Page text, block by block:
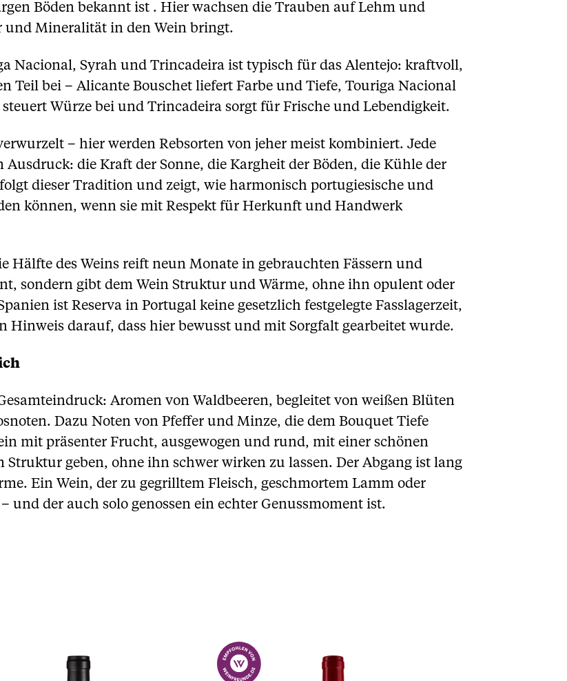
Böden bekannt ist . Hier wachsen die Trauben auf Lehm und
und Mineralität in den Wein bringt.
Nacional, Syrah und Trincadeira ist typisch für das Alentejo: kraftvoll,
Teil bei – Alicante Bouschet liefert Farbe und Tiefe, Touriga Nacional
Würze bei und Trincadeira sorgt für Frische und Lebendigkeit.
– hier werden Rebsorten von jeher meist kombiniert. Jede
Ausdruck: die Kraft der Sonne, die Kargheit der Böden, die Kühle der
dieser Tradition und zeigt, wie harmonisch portugiesische und
können, wenn sie mit Respekt für Herkunft und Handwerk
Hälfte des Weins reift neun Monate in gebrauchten Fässern und
sondern gibt dem Wein Struktur und Wärme, ohne ihn opulent oder
ist Reserva in Portugal keine gesetzlich festgelegte Fasslagerzeit,
Hinweis darauf, dass hier bewusst und mit Sorgfalt gearbeitet wurde.
Aromen von Waldbeeren, begleitet von weißen Blüten
Dazu Noten von Pfeffer und Minze, die dem Bouquet Tiefe
mit präsenter Frucht, ausgewogen und rund, mit einer schönen
geben, ohne ihn schwer wirken zu lassen. Der Abgang ist lang
Ein Wein, der zu gegrilltem Fleisch, geschmortem Lamm oder
und der auch solo genossen ein echter Genussmoment ist.